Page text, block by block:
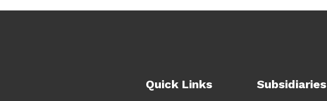
Quick Links Subsidiaries